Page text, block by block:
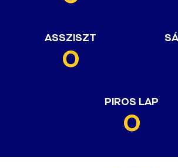
ASSZISZT
0
PIROS LAP
0